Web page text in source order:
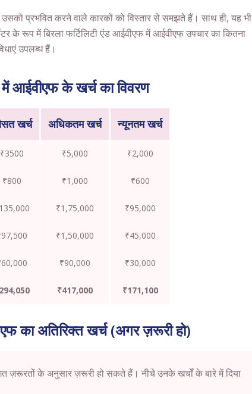
प्रभवित करने वाले कारकों को विस्तार से समझते हैं। साथ ही, यह भी
के रूप में बिरला फर्टिलिटी एंड आईवीएफ में आईवीएफ उपचार का कितना
उपलब्ध हैं।
में आईवीएफ के खर्च का विवरण
खर्च अधिकतम खर्च न्यूनतम खर्च
₹3500 ₹5,000 ₹2,000
₹800 ₹1,000 ₹600
₹1,75,000 ₹95,000
₹1,50,000 ₹45,000
₹90,000 ₹30,000
₹417,000 ₹171,100
का अतिरिक्त खर्च (अगर ज़रूरी हो)
ज़रूरतों के अनुसार ज़रूरी हो सकते हैं। नीचे उनके खर्चों के बारे में दिया